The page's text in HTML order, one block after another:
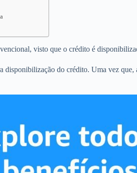
visto que o crédito é
do crédito. Uma vez